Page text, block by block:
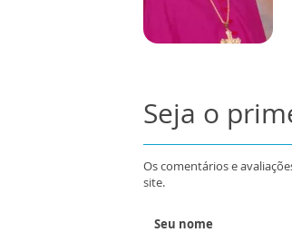
Seja o
Os comentários e
site.
Seu nome